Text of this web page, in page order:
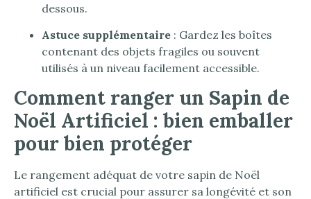
dessous.
Astuce supplémentaire : Gardez les boîtes
contenant des objets fragiles ou souvent
utilisés à un niveau facilement accessible.
Comment ranger un Sapin de
Noël Artificiel : bien emballer
pour bien protéger
Le rangement adéquat de votre sapin de Noël
artificiel est crucial pour assurer sa longévité et son